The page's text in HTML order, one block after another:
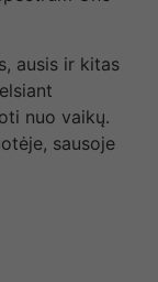
ausis ir kitas
nuo vaikų.
sausoje